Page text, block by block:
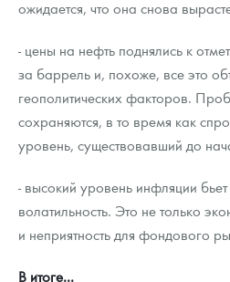
ожидается, что она снова
- цены на нефть поднялись к
за баррель и, похоже, все это
геополитических факторов.
сохраняются, в то время как
уровень, существовавший до
- высокий уровень инфляции
волатильность. Это не только
и неприятность для фондового
В итоге...